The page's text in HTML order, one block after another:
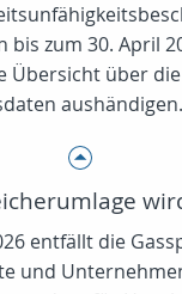
bis zum 30. April
Übersicht über
aushändigen.
entfällt die
und